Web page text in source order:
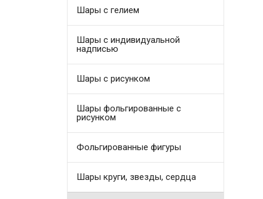
Шары с гелием
Шары с индивидуальной
надписью
Шары с рисунком
Шары фольгированные с
рисунком
Фольгированные фигуры
Шары круги, звезды, сердца